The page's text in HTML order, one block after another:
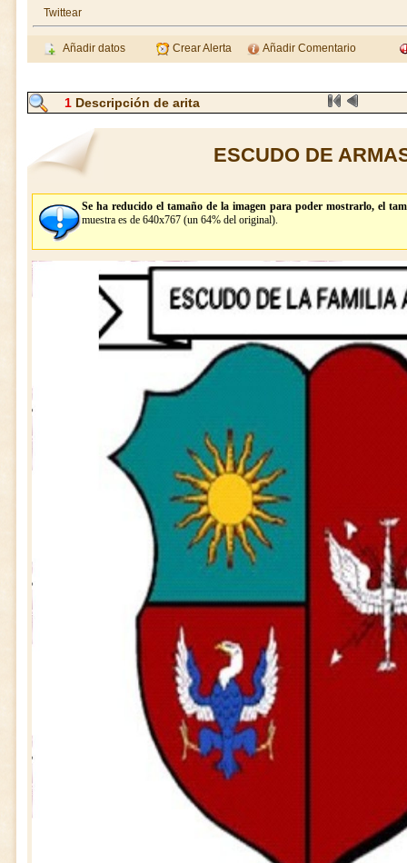
Twittear
Añadir datos Crear Alerta Añadir Comentario
1Descripción de arita
ESCUDO DE
Se ha reducido el tamaño de la imagen para poder mostrarlo, el
muestra es de 640x767 (un 64% del original).